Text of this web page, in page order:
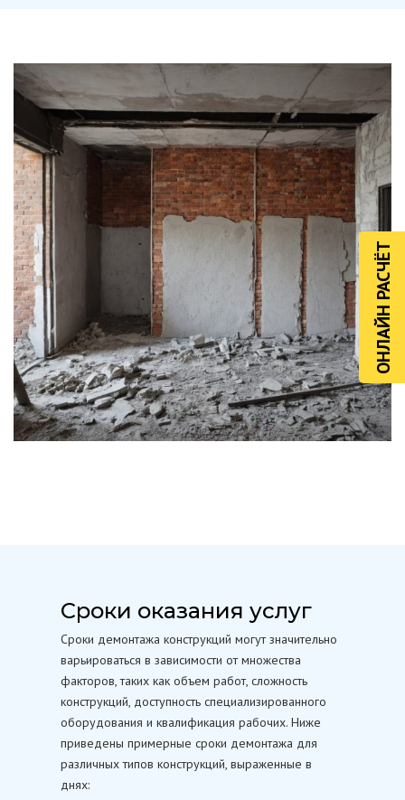
ОНЛАЙН РАСЧЁТ
Сроки оказания услуг
Сроки демонтажа конструкций могут значительно
варьироваться в зависимости от множества
факторов, таких как объем работ, сложность
конструкций, доступность специализированного
оборудования и квалификация рабочих. Ниже
приведены примерные сроки демонтажа для
различных типов конструкций, выраженные в
днях: